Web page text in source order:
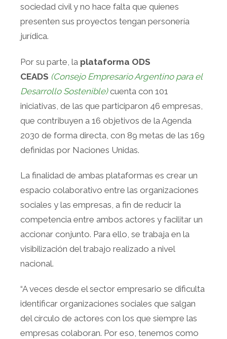
sociedad civil y no hace falta que quienes
presenten sus proyectos tengan personería
jurídica.
Por su parte, la plataforma ODS
CEADS (Consejo Empresario Argentino para el
Desarrollo Sostenible)cuenta con 101
iniciativas, de las que participaron 46 empresas,
que contribuyen a 16 objetivos de la Agenda
2030 de forma directa, con 89 metas de las 169
definidas por Naciones Unidas.
La finalidad de ambas plataformas es crear un
espacio colaborativo entre las organizaciones
sociales y las empresas, a fin de reducir la
competencia entre ambos actores y facilitar un
accionar conjunto. Para ello, se trabaja en la
visibilización del trabajo realizado a nivel
nacional.
“A veces desde el sector empresario se dificulta
identificar organizaciones sociales que salgan
del círculo de actores con los que siempre las
empresas colaboran. Por eso, tenemos como